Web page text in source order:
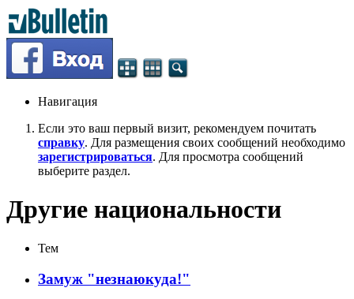
Навигация
Если это ваш первый визит, рекомендуем почитать
справку. Для размещения своих сообщений необходимо
зарегистрироваться. Для просмотра сообщений
выберите раздел.
Другие национальности
Тем
Замуж "незнаюкуда!"